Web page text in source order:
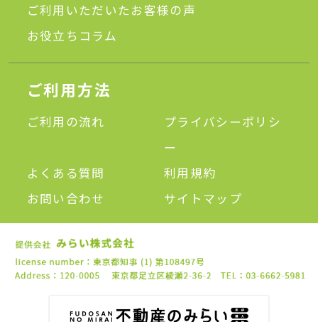
ご利用いただいたお客様の声
お役立ちコラム
ご利用方法
ご利用の流れ
プライバシーポリシ
ー
よくある質問
利用規約
お問い合わせ
サイトマップ